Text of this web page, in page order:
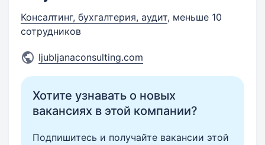
Консалтинг, бухгалтерия, аудит, меньше 10
сотрудников
ljubljanaconsulting.com
Хотите узнавать о новых
вакансиях в этой компании?
Подпишитесь и получайте вакансии этой